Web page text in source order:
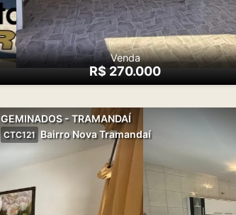
Venda
R$ 270.000
GEMINADOS - TRAMANDAÍ
CTC121 Bairro Nova Tramandaí